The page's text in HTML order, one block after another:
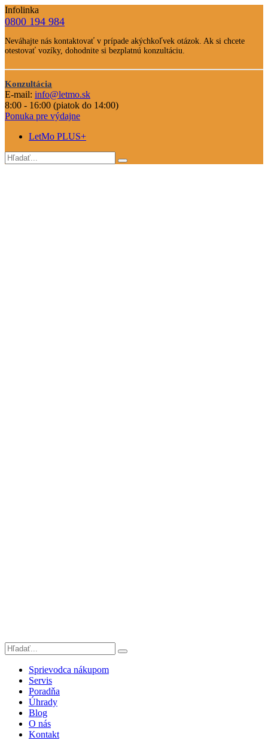
Infolinka
Telefone
číslo
0800 194 984
Text
Nevahajte
nás
kontaktovať
Neváhajte nás kontaktovať v prípade akýchkoľvek otázok. Ak si chcete
otestovať vozíky, dohodnite si bezplatnú konzultáciu.
Odkaz
na
konzultáciu
Konzultácia
E-mail: info@letmo.sk
8:00 - 16:00 (piatok do 14:00)
Ponuka pre výdajne
LetMo PLUS+
Sprievodca nákupom
Servis
Poradňa
Úhrady
Blog
O nás
Kontakt